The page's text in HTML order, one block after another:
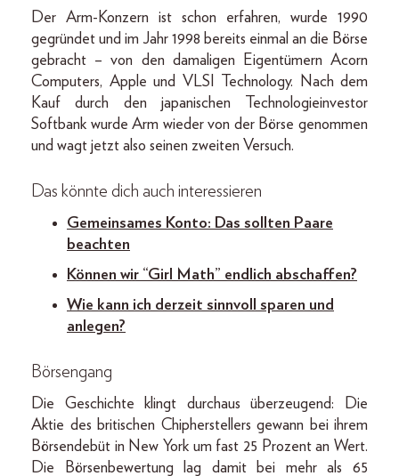
Der Arm-Konzern ist schon erfahren, wurde 1990
gegründet und im Jahr 1998 bereits einmal an die Börse
gebracht – von den damaligen Eigentümern Acorn
Computers, Apple und VLSI Technology. Nach dem
Kauf durch den japanischen Technologieinvestor
Softbank wurde Arm wieder von der Börse genommen
und wagt jetzt also seinen zweiten Versuch.
Das könnte dich auch interessieren
Gemeinsames Konto: Das sollten Paare
beachten
Können wir “Girl Math” endlich abschaffen?
Wie kann ich derzeit sinnvoll sparen und
anlegen?
Börsengang
Die Geschichte klingt durchaus überzeugend: Die
Aktie des britischen Chipherstellers gewann bei ihrem
Börsendebüt in New York um fast 25 Prozent an Wert.
Die Börsenbewertung lag damit bei mehr als 65